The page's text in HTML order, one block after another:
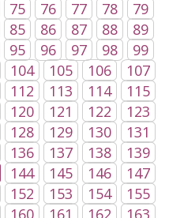
75 76 77 78
79
85 86 87 88
89
95 96 97 98
99
104 105 106
107
112 113 114
115
120 121 122
123
128 129 130
131
136 137 138
139
144 145 146
147
152 153 154
155
160 161 162
163